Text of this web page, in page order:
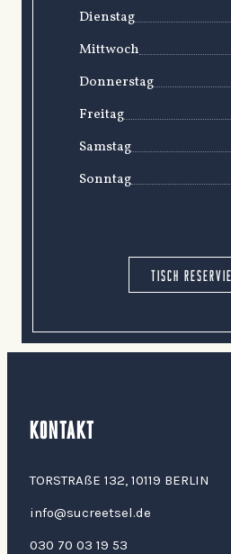
Dienstag
Mittwoch
Donnerstag
Freitag
Samstag
Sonntag
TISCH
KONTAKT
TORSTRAßE 132, 10119 BERLIN
info@sucreetsel.de
030 70 03 19 53